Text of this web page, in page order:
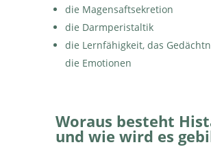
die Magensaftsekretion
die Darmperistaltik
die Lernfähigkeit, das
die Emotionen
Woraus besteht
und wie wird es